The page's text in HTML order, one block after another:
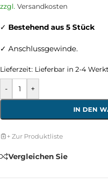
zzgl. Versandkosten
✓ Bestehend aus 5 Stück
✓ Anschlussgewinde.
Lieferzeit: Lieferbar in 2-4
- +
IN DEN
+ Zur Produktliste
Vergleichen Sie